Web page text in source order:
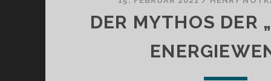
DER MYTHOS DER